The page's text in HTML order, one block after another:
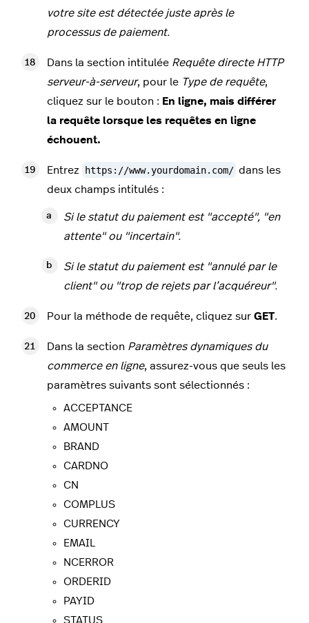
votre site est détectée juste après le
processus de paiement.
Dans la section intitulée Requête directe HTTP
serveur-à-serveur, pour le Type de requête,
cliquez sur le bouton : En ligne, mais différer
la requête lorsque les requêtes en ligne
échouent.
Entrez https://www.yourdomain.com/ dans les
deux champs intitulés :
Si le statut du paiement est "accepté", "en
attente" ou "incertain".
Si le statut du paiement est "annulé par le
client" ou "trop de rejets par l’acquéreur".
Pour la méthode de requête, cliquez sur GET.
Dans la section Paramètres dynamiques du
commerce en ligne, assurez-vous que seuls les
paramètres suivants sont sélectionnés :
ACCEPTANCE
AMOUNT
BRAND
CARDNO
CN
COMPLUS
CURRENCY
EMAIL
NCERROR
ORDERID
PAYID
STATUS